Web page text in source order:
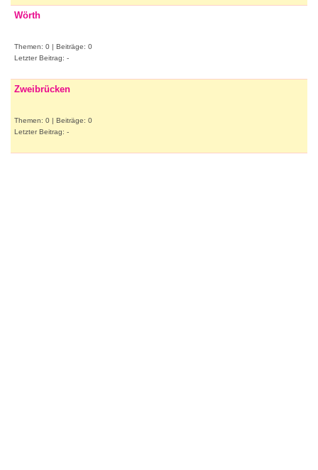
Wörth
Themen: 0 | Beiträge: 0
Letzter Beitrag: -
Zweibrücken
Themen: 0 | Beiträge: 0
Letzter Beitrag: -